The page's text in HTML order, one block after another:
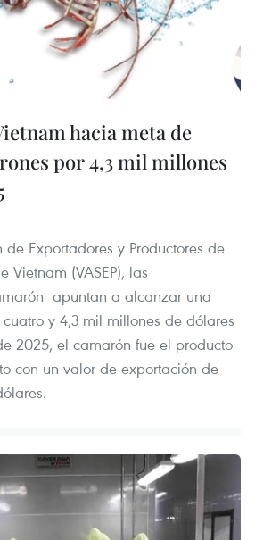
hacia meta de
por 4,3 mil millones
Exportadores y Productores de
Vietnam (VASEP), las
apuntan a alcanzar una
y 4,3 mil millones de dólares
2025, el camarón fue el producto
con un valor de exportación de